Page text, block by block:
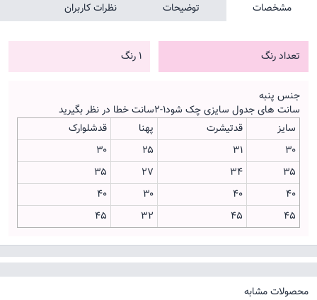
مشخصات توضیحات نظرات کاربران
تعداد رنگ 1 رنگ
جنس پنبه
سانت های جدول سایزی چک شود۱-۲سانت خطا در نظر بگیرید
سایز
قدتیشرت پهنا
قدشلوارک
۳۰
۳۱ ۲۵
۳۰
۳۵
۳۴ ۲۷
۳۵
۴۰
۴۰ ۳۰
۴۰
۴۵
۴۵ ۳۲ ۴۵
محصولات مشابه